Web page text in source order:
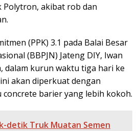
Polytron, akibat rob dan
(PPK) 3.1 pada Balai Besar
(BBPJN) Jateng DIY, Iwan
dalam kurun waktu tiga hari ke
akan diperkuat dengan
barier yang lebih kokoh.
detik Truk Muatan Semen